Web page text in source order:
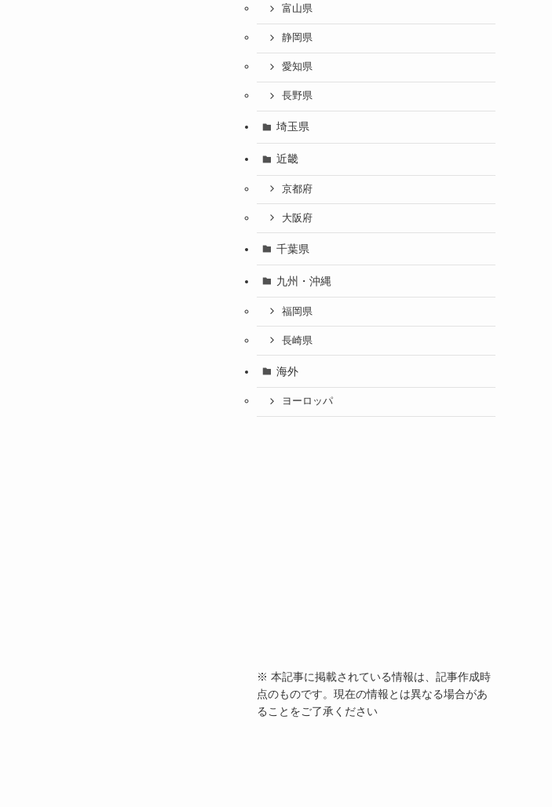
富山県
静岡県
愛知県
長野県
埼玉県
近畿
京都府
大阪府
千葉県
九州・沖縄
福岡県
長崎県
海外
ヨーロッパ
※ 本記事に掲載されている情報は、記事作成時
点のものです。現在の情報とは異なる場合があ
ることをご了承ください